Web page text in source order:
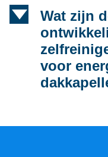
d
Wat zijn
voor